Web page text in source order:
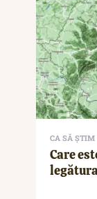
CA SĂ ȘTIM
Care